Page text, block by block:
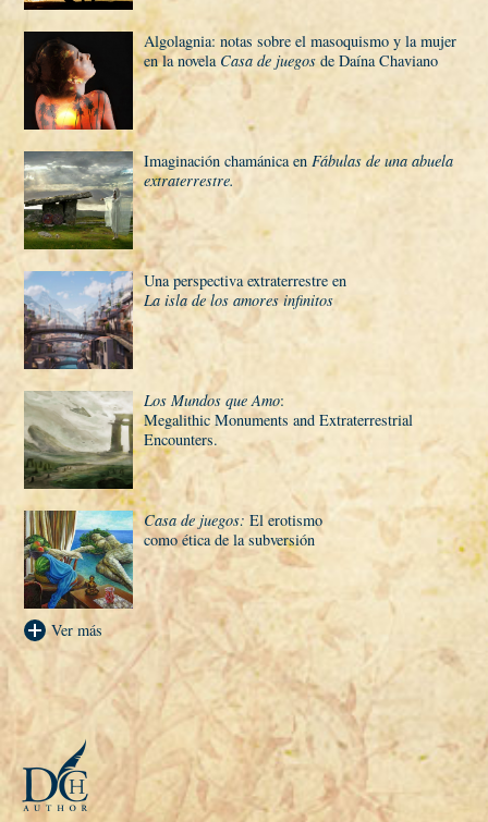
Algolagnia: notas sobre el masoquismo y la mujer
en la novela Casa de juegos de Daí­na Chaviano
Imaginación chamánica en Fábulas de una abuela
extraterrestre.
Una perspectiva extraterrestre en
La isla de los amores infinitos
Los Mundos que Amo:
Megalithic Monuments and Extraterrestrial
Encounters.
Casa de juegos: El erotismo
como ética de la subversión
Ver más